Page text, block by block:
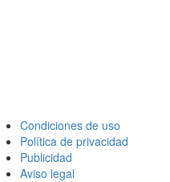
Condiciones de uso
Política de privacidad
Publicidad
Aviso legal